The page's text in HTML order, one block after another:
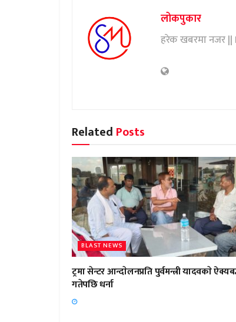
लोकपुकार
हरेक खबरमा नजर ||
Related Posts
BLAST NEWS
ट्रमा सेन्टर आन्दाेलनप्रति पुर्वमन्त्री यादवकाे
गतेपछि धर्ना